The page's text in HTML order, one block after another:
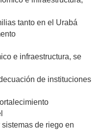
tanto en el Urabá
e infraestructura, se
de instituciones
de riego en